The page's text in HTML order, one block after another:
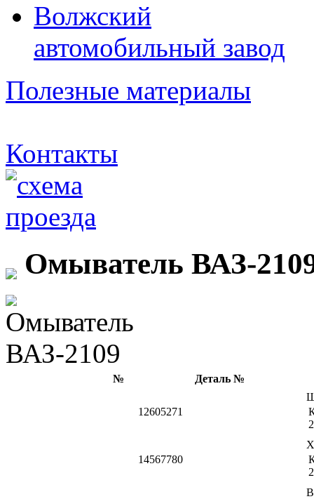
Волжский
автомобильный завод
Полезные материалы
Контакты
Омыватель ВАЗ-
№ Деталь №
12605271
14567780